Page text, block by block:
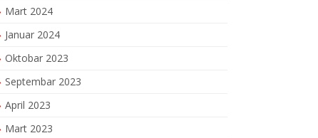
Mart 2024
Januar 2024
Oktobar 2023
Septembar 2023
April 2023
Mart 2023